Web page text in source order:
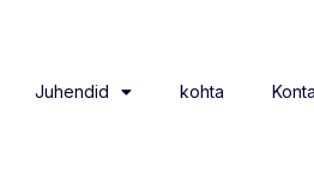
Juhendid kohta